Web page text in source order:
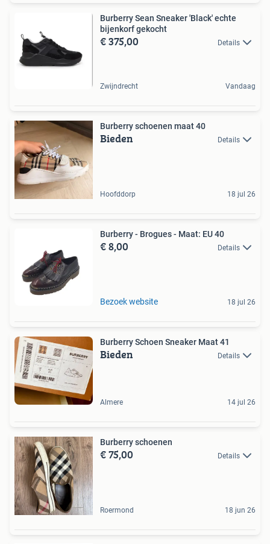
Burberry Sean Sneaker 'Black' echte
bijenkorf gekocht
€ 375,00 Details
Zwijndrecht Vandaag
Burberry schoenen maat 40
Bieden Details
Hoofddorp 18 jul 26
Burberry - Brogues - Maat: EU 40
€ 8,00 Details
Bezoek website 18 jul 26
Burberry Schoen Sneaker Maat 41
Bieden Details
Almere 14 jul 26
Burberry schoenen
€ 75,00 Details
Roermond 18 jun 26